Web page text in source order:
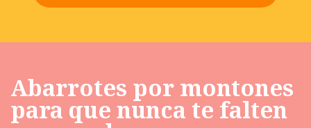
Abarrotes por montones
para que nunca te falten